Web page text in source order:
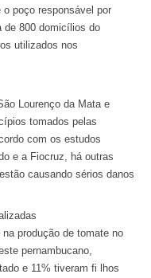
o poço responsável por
de 800 domicílios do
utilizados nos
Lourenço da Mata e
tomados pelas
com os estudos
e a Fiocruz, há outras
causando sérios danos
produção de tomate no
pernambucano,
e 11% tiveram fi lhos